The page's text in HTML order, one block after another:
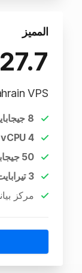
المميز
27.7
VPS
8
4
vCPU
50
3
مركز